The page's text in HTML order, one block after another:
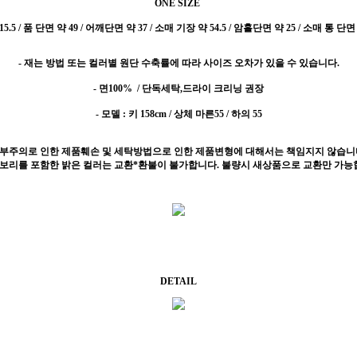
ONE SIZE
/ 품 단면 약 49 / 어깨단면 약 37 / 소매 기장 약 54.5 / 암홀단면 약 25 / 소매 통 단
- 재는 방법 또는 컬러별 원단 수축률에 따라 사이즈 오차가 있을 수 있습니다.
- 면100% / 단독세탁,드라이 크리닝 권장
- 모델 : 키 158cm / 상체 마른55 / 하의 55
주의로 인한 제품훼손 및 세탁방법으로 인한 제품변형에 대해서는 책임지지 않습니
리를 포함한 밝은 컬러는 교환*환불이 불가합니다. 불량시 새상품으로 교환만 가능
DETAIL